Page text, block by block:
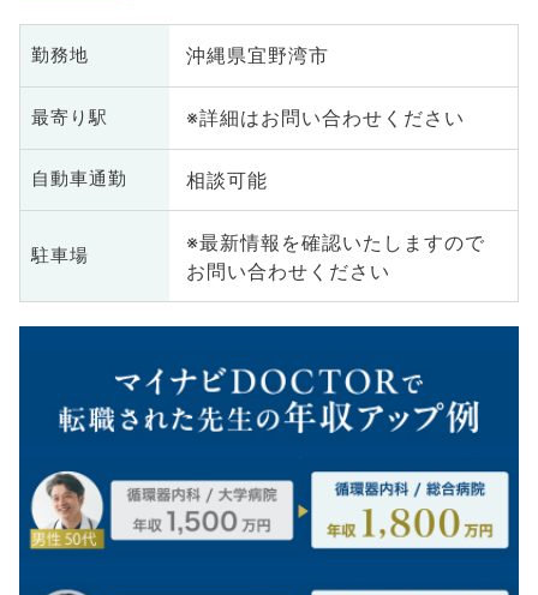
勤務地 沖縄県宜野湾市
最寄り駅 ※詳細はお問い合わせください
自動車通勤 相談可能
駐車場
※最新情報を確認いたしますので
お問い合わせください